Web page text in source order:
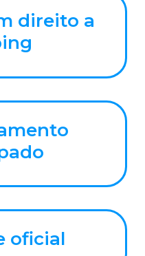
direito a
oficial